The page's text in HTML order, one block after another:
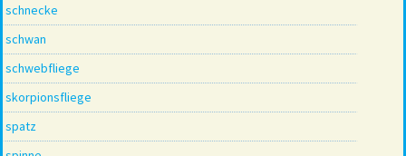
schnecke
schwan
schwebfliege
skorpionsfliege
spatz